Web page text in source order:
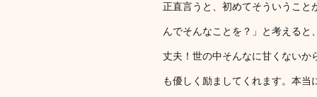
正直言うと、初めてそういうこと
んでそんなことを？」と考える
丈夫！世の中そんなに甘くないか
も優しく励ましてくれます。本当